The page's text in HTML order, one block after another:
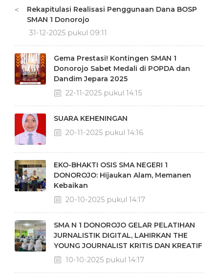
<
Rekapitulasi Realisasi Penggunaan Dana BOSP
SMAN 1 Donorojo
31-12-2025 pukul 09:11
Gema Prestasi! Kontingen SMAN 1
Donorojo Sabet Medali di POPDA dan
Dandim Jepara 2025
22-11-2025 pukul 14:15
SUARA KEHENINGAN
20-11-2025 pukul 14:16
EKO-BHAKTI OSIS SMA NEGERI 1
DONOROJO: Hijaukan Alam, Memanen
Kebaikan
20-10-2025 pukul 14:17
SMA N 1 DONOROJO GELAR PELATIHAN
JURNALISTIK DIGITAL, LAHIRKAN THE
YOUNG JOURNALIST KRITIS DAN KREATIF
10-10-2025 pukul 14:17